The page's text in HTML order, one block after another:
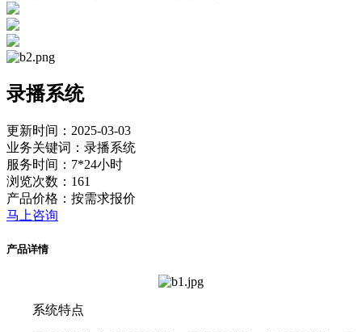
录播系统
更新时间：2025-03-03
业务关键词：录播系统
服务时间：7*24小时
浏览次数：161
产品价格：按需求报价
马上咨询
产品详情
系统特点